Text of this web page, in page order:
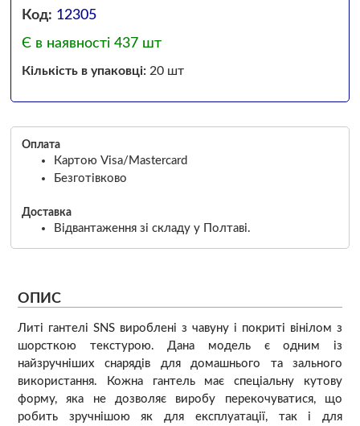
Код: 12305
Є в наявності 437 шт
Кількість в упаковці:20 шт
Оплата
Картою Visa/Mastercard
Безготівково
Доставка
Відвантаження зі складу у Полтаві.
ОПИС
Литі гантелі SNS вироблені з чавуну і покриті вінілом з
шорсткою текстурою. Дана модель є одним із
найзручніших снарядів для домашнього та зального
використання. Кожна гантель має спеціальну кутову
форму, яка не дозволяє виробу перекочуватися, що
робить зручнішою як для експлуатації, так і для